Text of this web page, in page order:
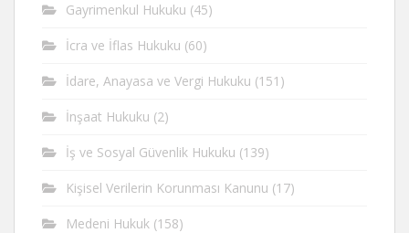
Gayrimenkul Hukuku (45)
İcra ve İflas Hukuku (60)
İdare, Anayasa ve Vergi Hukuku (151)
İnşaat Hukuku (2)
İş ve Sosyal Güvenlik Hukuku (139)
Kişisel Verilerin Korunması Kanunu (17)
Medeni Hukuk (158)